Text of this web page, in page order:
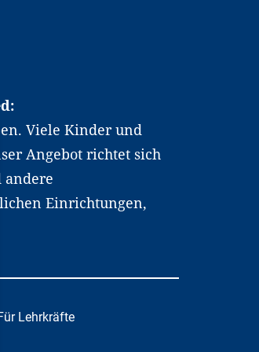
Viele Kinder und
Angebot richtet sich
andere
Einrichtungen,
Lehrkräfte